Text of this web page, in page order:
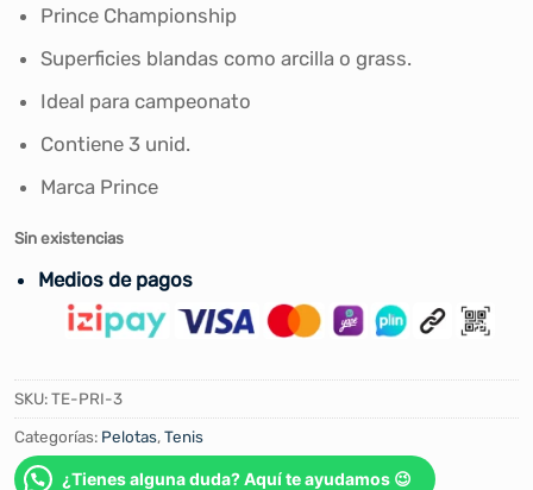
original
era:
S/49.00.
es:
Prince Championship
Superficies blandas como arcilla o grass.
Ideal para campeonato
Contiene 3 unid.
Marca Prince
Sin existencias
Medios de pagos
SKU:TE-PRI-3
Categorías: Pelotas,Tenis
¿Tienes alguna duda? Aquí te ayudamos 😉